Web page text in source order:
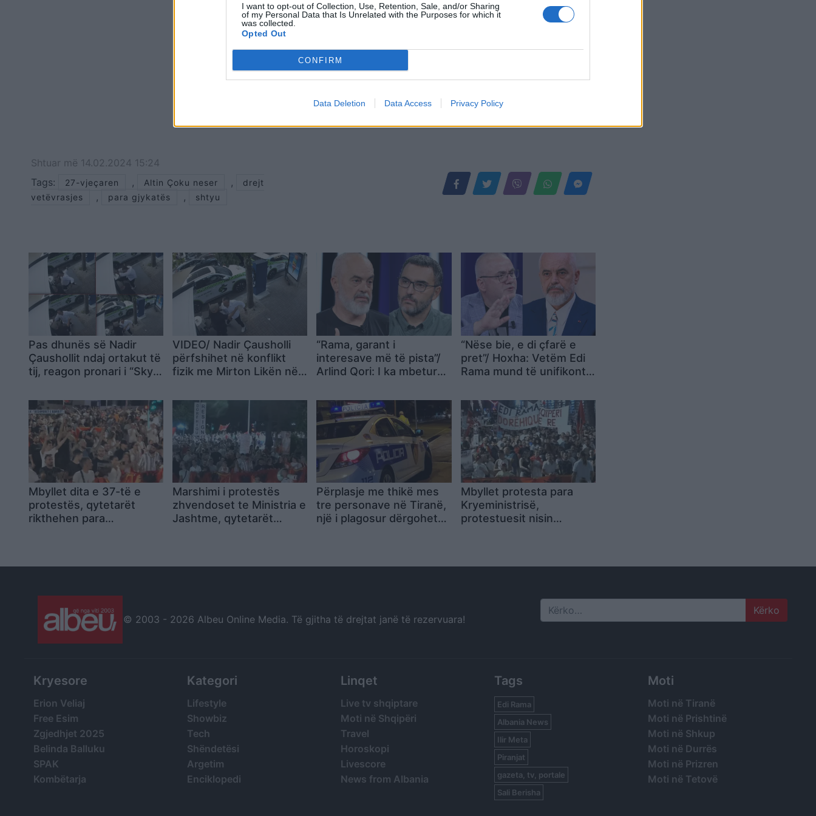
I want to opt-out of Collection, Use, Retention, Sale, and/or Sharing
of my Personal Data that Is Unrelated with the Purposes for which it
was collected.
Opted Out
CONFIRM
Data Deletion Data Access Privacy Policy
Shtuar më 14.02.2024 15:24
Tags:
27-vjeçaren , Altin Çoku neser ,
drejt
vetëvrasjes
, para gjykatës , shtyu
Pas dhunës së Nadir
Çaushollit ndaj ortakut të
tij, reagon pronari i “Sky
Në këto rrethana, ndodh
vetëgjyqësia….
VIDEO/ Nadir Çausholli
përfshihet në konflikt
fizik me Mirton Likën në
“Rama, garant i
interesave më të pista”/
Arlind Qori: I ka mbetur
përballë rini europiane
“Nëse bie, e di çfarë e
pret”/ Hoxha: Vetëm Edi
Rama mund të unifikonte
tij
Mbyllet dita e 37-të e
protestës, qytetarët
rikthehen para
Marshimi i protestës
zhvendoset te Ministria e
Jashtme, qytetarët
Përplasje me thikë mes
tre personave në Tiranë,
një i plagosur dërgohet
Mbyllet protesta para
Kryeministrisë,
protestuesit nisin
© 2003 - 2026 Albeu Online Media. Të gjitha të drejtat janë të rezervuara! Search
Kryesore
Erion Veliaj
Free Esim
Zgjedhjet 2025
Belinda Balluku
SPAK
Kombëtarja
Kategori
Lifestyle
Showbiz
Tech
Shëndetësi
Argetim
Enciklopedi
Linqet
Live tv shqiptare
Moti në Shqipëri
Travel
Horoskopi
Livescore
News from Albania
Tags
Edi Rama
Albania News
Ilir Meta
Piranjat
gazeta, tv, portale
Sali Berisha
Moti
Moti në Tiranë
Moti në Prishtinë
Moti në Shkup
Moti në Durrës
Moti në Prizren
Moti në Tetovë